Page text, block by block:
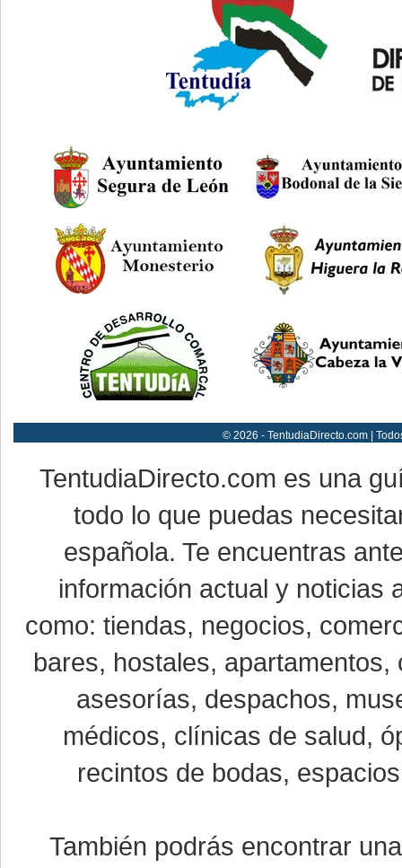
© 2026 - TentudiaDirecto.com |
TentudiaDirecto.com es una
todo lo que puedas
española. Te encuentras
información actual y noticias
como: tiendas, negocios,
bares, hostales,
asesorías, despachos,
médicos, clínicas de salud,
recintos de bodas,
También podrás encontrar